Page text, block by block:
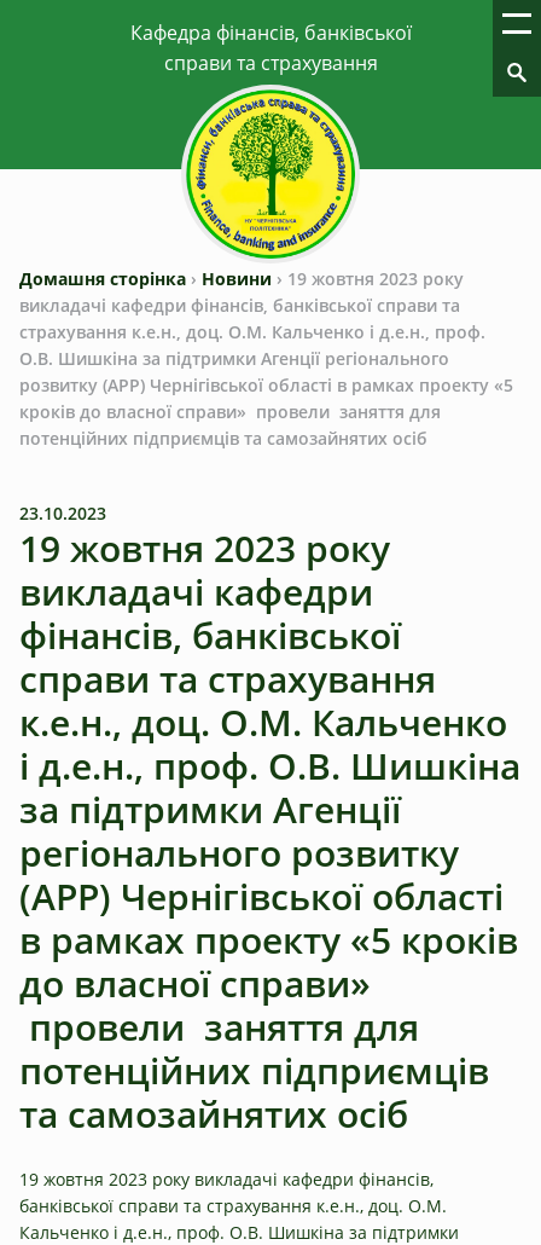
Домашня сторінка › Новини › 19 жовтня 2023 року
викладачі кафедри фінансів, банківської справи та
страхування к.е.н., доц. О.М. Кальченко і д.е.н., проф.
О.В. Шишкіна за підтримки Агенції регіонального
розвитку (АРР) Чернігівської області в рамках проекту «5
кроків до власної справи» провели заняття для
потенційних підприємців та самозайнятих осіб
23.10.2023
19 жовтня 2023 року
викладачі кафедри
фінансів, банківської
справи та страхування
к.е.н., доц. О.М. Кальченко
і д.е.н., проф. О.В. Шишкіна
за підтримки Агенції
регіонального розвитку
(АРР) Чернігівської області
в рамках проекту «5 кроків
до власної справи»
провели заняття для
потенційних підприємців
та самозайнятих осіб
19 жовтня 2023 року викладачі кафедри фінансів,
банківської справи та страхування к.е.н., доц. О.М.
Кальченко і д.е.н., проф. О.В. Шишкіна за підтримки